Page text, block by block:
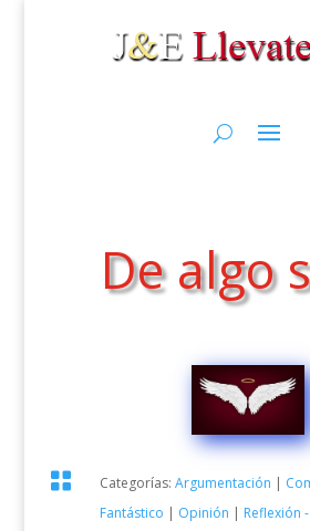
De algo
 Categorías: Argumentación |
Fantástico | Opinión | Reflexión